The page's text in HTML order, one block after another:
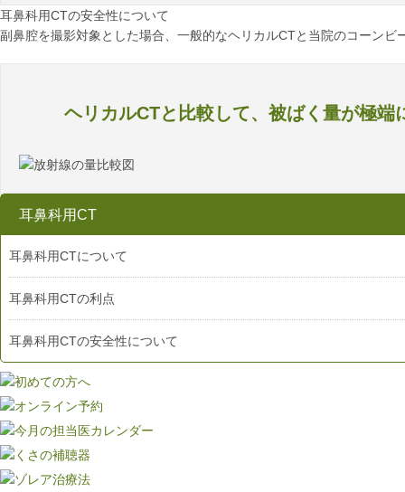
耳鼻科用CTの安全性について
副鼻腔を撮影対象とした場合、一般的なヘリカルCTと当院のコーン
ヘリカルCTと比較して、被ばく量が極端
耳鼻科用CT
耳鼻科用CTについて
耳鼻科用CTの利点
耳鼻科用CTの安全性について